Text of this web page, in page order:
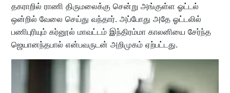
தகராறில் ராணி திருமலைக்கு சென்று அங்குள்ள ஓட்டல்
ஒன்றில் வேலை செய்து வந்தார். அப்போது அதே ஓட்டலில்
பணிபுரியும் கர்னூல் மாவட்டம் இந்திரம்மா காலனியை சேர்ந்த
ஜெயானந்தபால் என்பவருடன் அறிமுகம் ஏற்பட்டது.